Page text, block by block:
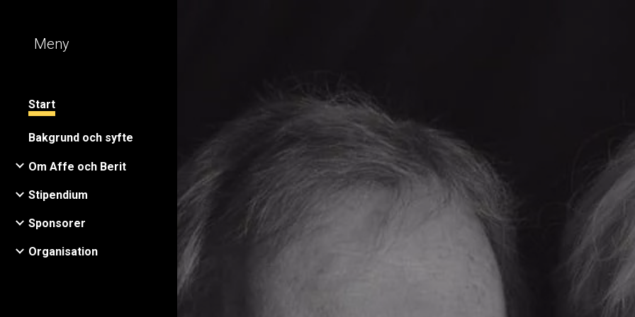
Meny
Start
Bakgrund och syfte
Om Affe och Berit
Stipendium
Sponsorer
Organisation